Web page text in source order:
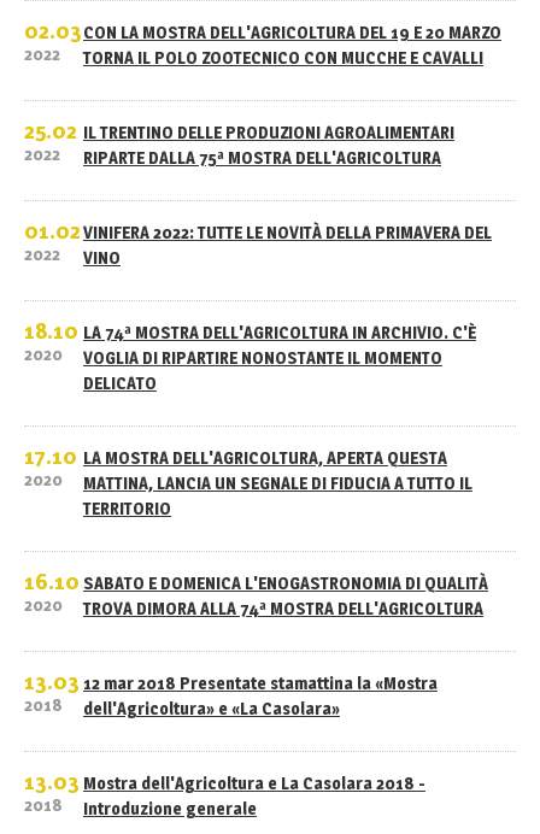
02.03
2022
CON LA MOSTRA DELL'AGRICOLTURA DEL 19 E 20 MARZO
TORNA IL POLO ZOOTECNICO CON MUCCHE E CAVALLI
25.02
2022
IL TRENTINO DELLE PRODUZIONI AGROALIMENTARI
RIPARTE DALLA 75ª MOSTRA DELL'AGRICOLTURA
01.02
2022
VINIFERA 2022: TUTTE LE NOVITÀ DELLA PRIMAVERA DEL
VINO
18.10
2020
LA 74ª MOSTRA DELL'AGRICOLTURA IN ARCHIVIO. C'È
VOGLIA DI RIPARTIRE NONOSTANTE IL MOMENTO
DELICATO
17.10
2020
LA MOSTRA DELL'AGRICOLTURA, APERTA QUESTA
MATTINA, LANCIA UN SEGNALE DI FIDUCIA A TUTTO IL
TERRITORIO
16.10
2020
SABATO E DOMENICA L'ENOGASTRONOMIA DI QUALITÀ
TROVA DIMORA ALLA 74ª MOSTRA DELL'AGRICOLTURA
13.03
2018
12 mar 2018 Presentate stamattina la «Mostra
dell'Agricoltura» e «La Casolara»
13.03
2018
Mostra dell'Agricoltura e La Casolara 2018 -
Introduzione generale